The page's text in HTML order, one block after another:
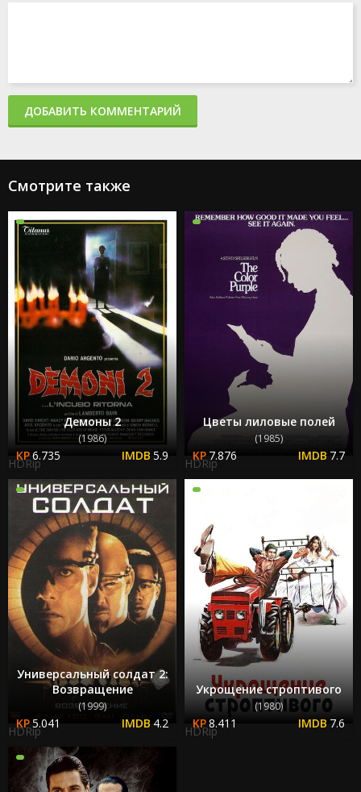
ДОБАВИТЬ КОММЕНТАРИЙ
Смотрите также
Демоны 2
(1986)
6.735 5.9
HDRip
Цветы лиловые полей
(1985)
7.876 7.7
HDRip
Универсальный солдат 2:
Возвращение
(1999)
5.041 4.2
HDRip
Укрощение строптивого
(1980)
8.411 7.6
HDRip